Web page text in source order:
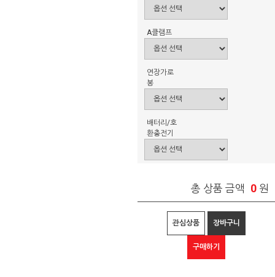
A클램프
연장가로
봉
배터리/호
환충전기
총 상품 금액 0 원
관심상품 장바구니
구매하기